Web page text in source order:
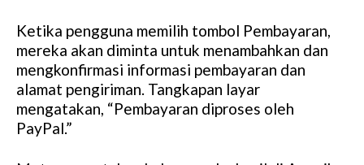
Ketika pengguna memilih tombol Pembayaran,
mereka akan diminta untuk menambahkan dan
mengkonfirmasi informasi pembayaran dan
alamat pengiriman. Tangkapan layar
mengatakan, “Pembayaran diproses oleh
PayPal.”